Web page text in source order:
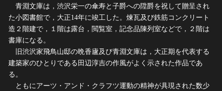
青淵文庫は，渋沢栄一の傘寿と子爵への陞爵を祝して贈呈され
た小図書館で，大正14年に竣工した。煉瓦及び鉄筋コンクリート
造２階建で，１階は露台，閲覧室，記念品陳列室などで，２階は
書庫になる。
旧渋沢家飛鳥山邸の晩香廬及び青淵文庫は，大正期を代表する
建築家のひとりである田辺淳吉の作風がよく示された作品であ
る。
ともにアーツ・アンド・クラフツ運動の精神が具現された数少